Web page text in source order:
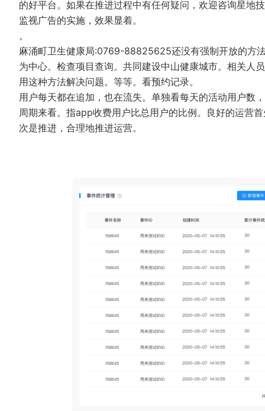
的好平台。如果在推进过程中有任何疑问，欢迎咨询星地
监视广告的实施，效果显着。
。
麻涌町卫生健康局:0769-88825625还没有强制开放的方
为中心。检查项目查询。共同建设中山健康城市。相关人
用这种方法解决问题。等等。看预约记录。
用户每天都在追加，也在流失。单独看每天的活动用户数
周期来看。指app收费用户比总用户的比例。良好的运营
次是推进，合理地推进运营。